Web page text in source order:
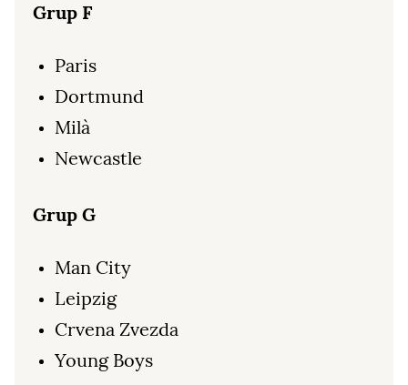
Grup F
Paris
Dortmund
Milà
Newcastle
Grup G
Man City
Leipzig
Crvena Zvezda
Young Boys